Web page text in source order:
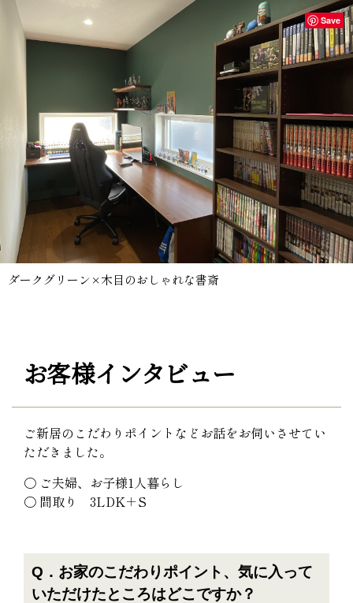
ダークグリーン×木目のおしゃれな書斎
Save
お客様インタビュー
ご新居のこだわりポイントなどお話をお伺いさせてい
ただきました。
〇 ご夫婦、お子様1人暮らし
〇 間取り 3LDK＋S
Q．お家のこだわりポイント、気に入って
いただけたところはどこですか？